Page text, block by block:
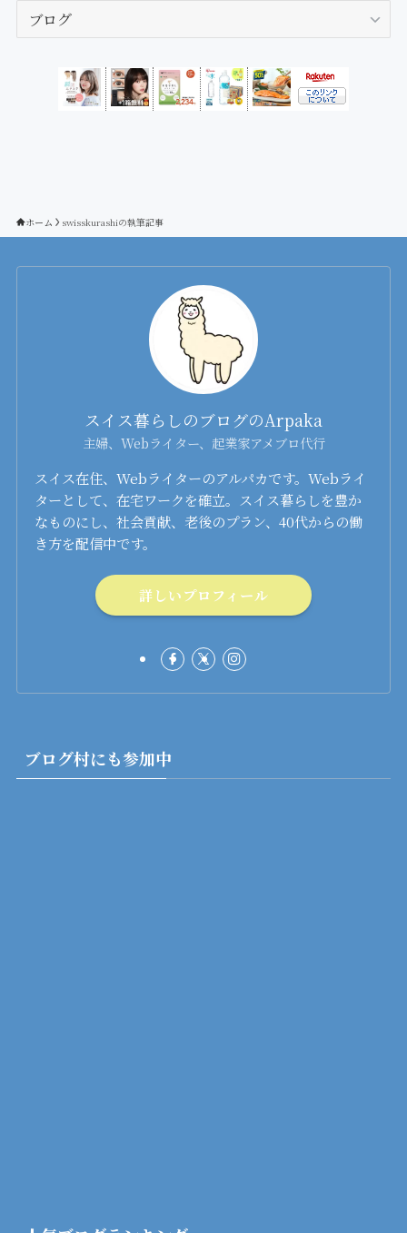
テ
ホーム swisskurashiの執筆記事
スイス暮らしのブログのArpaka
主婦、Webライター、起業家アメブロ代行
スイス在住、Webライターのアルパカです。Webライ
ターとして、在宅ワークを確立。スイス暮らしを豊か
なものにし、社会貢献、老後のプラン、40代からの働
き方を配信中です。
詳しいプロフィール
ブログ村にも参加中